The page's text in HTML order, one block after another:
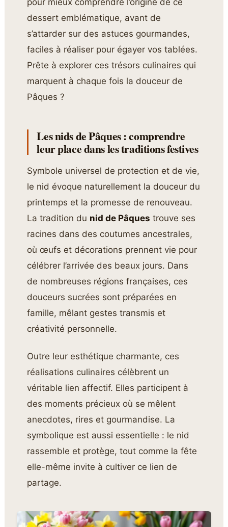
pour mieux comprendre l’origine de ce
dessert emblématique, avant de
s’attarder sur des astuces gourmandes,
faciles à réaliser pour égayer vos tablées.
Prête à explorer ces trésors culinaires qui
marquent à chaque fois la douceur de
Pâques ?
Les nids de Pâques : comprendre
leur place dans les traditions festives
Symbole universel de protection et de vie,
le nid évoque naturellement la douceur du
printemps et la promesse de renouveau.
La tradition du nid de Pâques trouve ses
racines dans des coutumes ancestrales,
où œufs et décorations prennent vie pour
célébrer l’arrivée des beaux jours. Dans
de nombreuses régions françaises, ces
douceurs sucrées sont préparées en
famille, mêlant gestes transmis et
créativité personnelle.
Outre leur esthétique charmante, ces
réalisations culinaires célèbrent un
véritable lien affectif. Elles participent à
des moments précieux où se mêlent
anecdotes, rires et gourmandise. La
symbolique est aussi essentielle : le nid
rassemble et protège, tout comme la fête
elle-même invite à cultiver ce lien de
partage.